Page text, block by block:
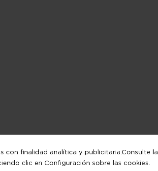
con finalidad analítica y publicitaria.Consulte la
clic en Configuración sobre las cookies.